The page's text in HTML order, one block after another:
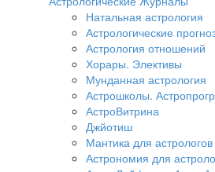
Натальная астрология
Астрологические
Астрология отношений
Хорары. Элективы
Мунданная астрология
Астрошколы.
АстроВитрина
Джйотиш
Мантика для астрологов
Астрономия для